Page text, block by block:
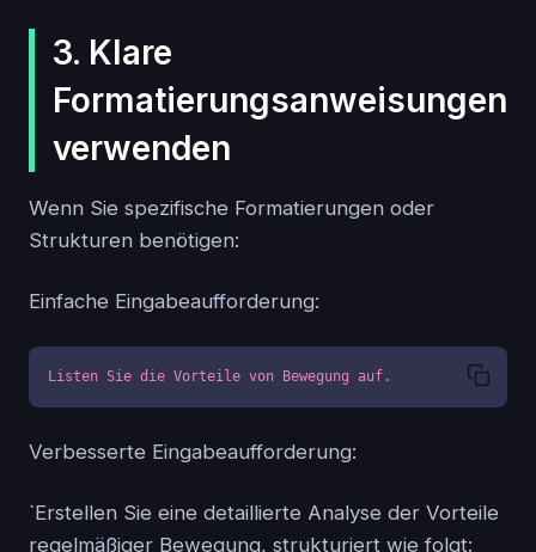
3. Klare
Formatierungsanweisungen
verwenden
Wenn Sie spezifische Formatierungen oder
Strukturen benötigen:
Einfache Eingabeaufforderung:
Listen Sie die Vorteile von Bewegung auf.
Verbesserte Eingabeaufforderung:
`Erstellen Sie eine detaillierte Analyse der Vorteile
regelmäßiger Bewegung, strukturiert wie folgt: